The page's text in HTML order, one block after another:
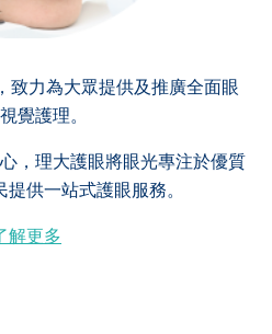
致力為大眾提供及推廣全面眼
覺護理。
，理大護眼將眼光專注於優質
供一站式護眼服務。
解更多